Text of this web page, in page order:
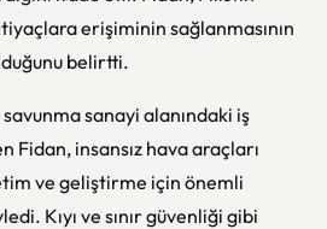
erişiminin sağlanmasının
belirtti.
sanayi alanındaki iş
Fidan, insansız hava araçları
ve geliştirme için önemli
Kıyı ve sınır güvenliği gibi